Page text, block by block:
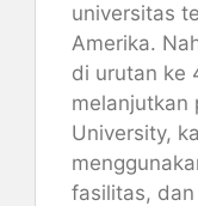
universitas
Amerika.
di urutan ke
melanjutkan
University,
fasilitas,